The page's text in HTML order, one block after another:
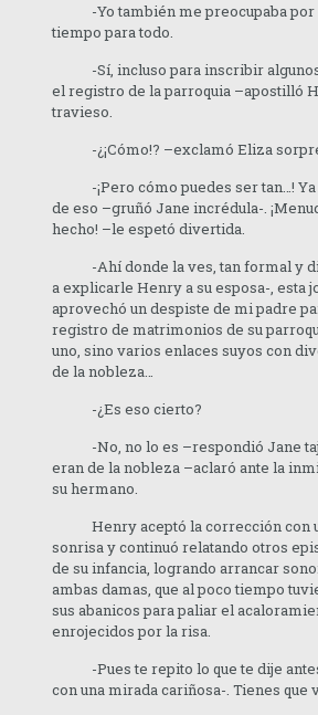
-Yo también me preocupaba por
tiempo para todo.
-Sí, incluso para inscribir
el registro de la parroquia –apostilló
travieso.
-¿¡Cómo!? –exclamó Eliza
-¡Pero cómo puedes ser tan…! Ya
de eso –gruñó Jane incrédula-.
hecho! –le espetó divertida.
-Ahí donde la ves, tan formal y
a explicarle Henry a su esposa-, esta
aprovechó un despiste de mi padre
registro de matrimonios de su
uno, sino varios enlaces suyos con
de la nobleza…
-¿Es eso cierto?
-No, no lo es –respondió Jane
eran de la nobleza –aclaró ante la
su hermano.
Henry aceptó la corrección con
sonrisa y continuó relatando otros
de su infancia, logrando arrancar
ambas damas, que al poco tiempo
sus abanicos para paliar el
enrojecidos por la risa.
-Pues te repito lo que te dije
con una mirada cariñosa-. Tienes que